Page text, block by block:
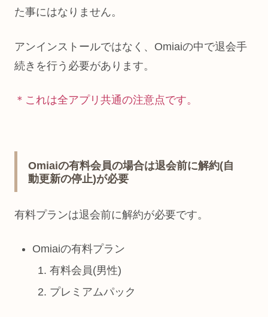
た事にはなりません。
アンインストールではなく、Omiaiの中で退会手
続きを行う必要があります。
＊これは全アプリ共通の注意点です。
Omiaiの有料会員の場合は退会前に解約(自
動更新の停止)が必要
有料プランは退会前に解約が必要です。
Omiaiの有料プラン
有料会員(男性)
プレミアムパック